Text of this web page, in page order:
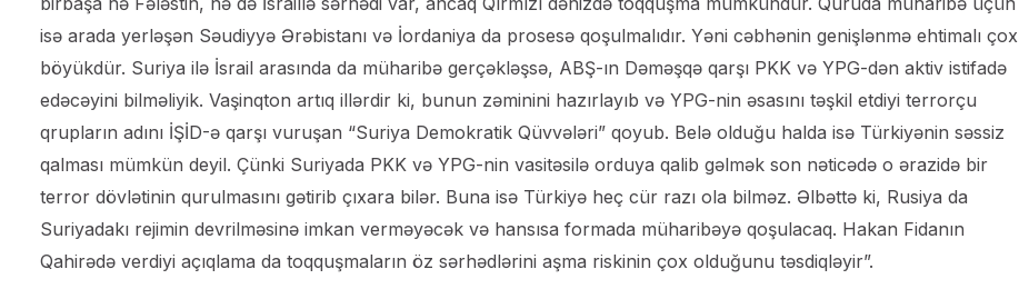
isə arada yerləşən Səudiyyə Ərəbistanı və İordaniya da prosesə qoşulmalıdır. Yəni cəbhənin genişlənmə ehtimalı çox
böyükdür. Suriya ilə İsrail arasında da müharibə gerçəkləşsə, ABŞ-ın Dəməşqə qarşı PKK və YPG-dən aktiv istifadə
edəcəyini bilməliyik. Vaşinqton artıq illərdir ki, bunun zəminini hazırlayıb və YPG-nin əsasını təşkil etdiyi terrorçu
qrupların adını İŞİD-ə qarşı vuruşan “Suriya Demokratik Qüvvələri” qoyub. Belə olduğu halda isə Türkiyənin səssiz
qalması mümkün deyil. Çünki Suriyada PKK və YPG-nin vasitəsilə orduya qalib gəlmək son nəticədə o ərazidə bir
terror dövlətinin qurulmasını gətirib çıxara bilər. Buna isə Türkiyə heç cür razı ola bilməz. Əlbəttə ki, Rusiya da
Suriyadakı rejimin devrilməsinə imkan verməyəcək və hansısa formada müharibəyə qoşulacaq. Hakan Fidanın
Qahirədə verdiyi açıqlama da toqquşmaların öz sərhədlərini aşma riskinin çox olduğunu təsdiqləyir”.